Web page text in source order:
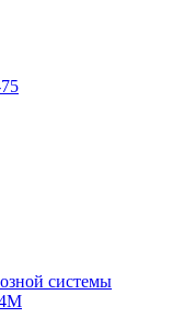
системы